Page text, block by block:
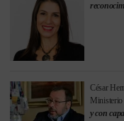
César
Ministerio
y con